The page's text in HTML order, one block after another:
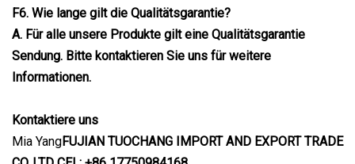
F6. Wie lange gilt die Qualitätsgarantie?
A. Für alle unsere Produkte gilt eine Qualitätsgarantie
Sendung. Bitte kontaktieren Sie uns für weitere
Informationen.
Kontaktiere uns
Mia YangFUJIAN TUOCHANG IMPORT AND EXPORT TRADE